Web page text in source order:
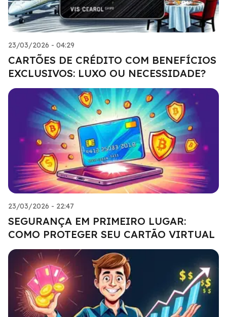
23/03/2026 - 04:29
CARTÕES DE CRÉDITO COM BENEFÍCIOS
EXCLUSIVOS: LUXO OU NECESSIDADE?
23/03/2026 - 22:47
SEGURANÇA EM PRIMEIRO LUGAR:
COMO PROTEGER SEU CARTÃO VIRTUAL